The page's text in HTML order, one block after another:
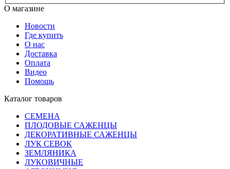
О магазине
Новости
Где купить
О нас
Доставка
Оплата
Видео
Помощь
Каталог товаров
СЕМЕНА
ПЛОДОВЫЕ САЖЕНЦЫ
ДЕКОРАТИВНЫЕ САЖЕНЦЫ
ЛУК СЕВОК
ЗЕМЛЯНИКА
ЛУКОВИЧНЫЕ